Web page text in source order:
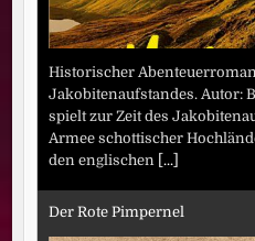
Historischer
Jakobitenaufstandes. Autor:
spielt zur Zeit des
Armee schottischer
den englischen [...]
Der Rote Pimpernel